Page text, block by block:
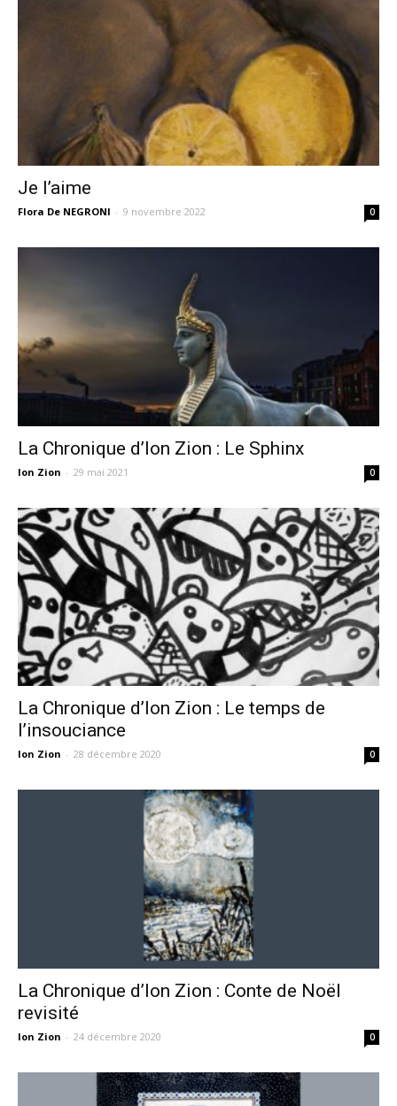
Je l’aime
Flora De NEGRONI - 9 novembre 2022 0
La Chronique d’Ion Zion : Le Sphinx
Ion Zion - 29 mai 2021 0
La Chronique d’Ion Zion : Le temps de
l’insouciance
Ion Zion - 28 décembre 2020 0
La Chronique d’Ion Zion : Conte de Noël
revisité
Ion Zion - 24 décembre 2020 0